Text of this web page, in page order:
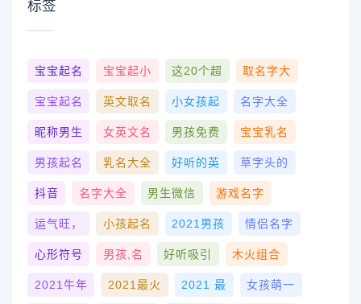
标签
宝宝起名 宝宝起小 这20个超 取名字大
宝宝起名 英文取名 小女孩起 名字大全
昵称男生 女英文名 男孩免费 宝宝乳名
男孩起名 乳名大全 好听的英 草字头的
抖音 名字大全 男生微信 游戏名字
运气旺， 小孩起名 2021男孩 情侣名字
心形符号 男孩,名 好听吸引 木火组合
2021牛年 2021最火 2021 最 女孩萌一